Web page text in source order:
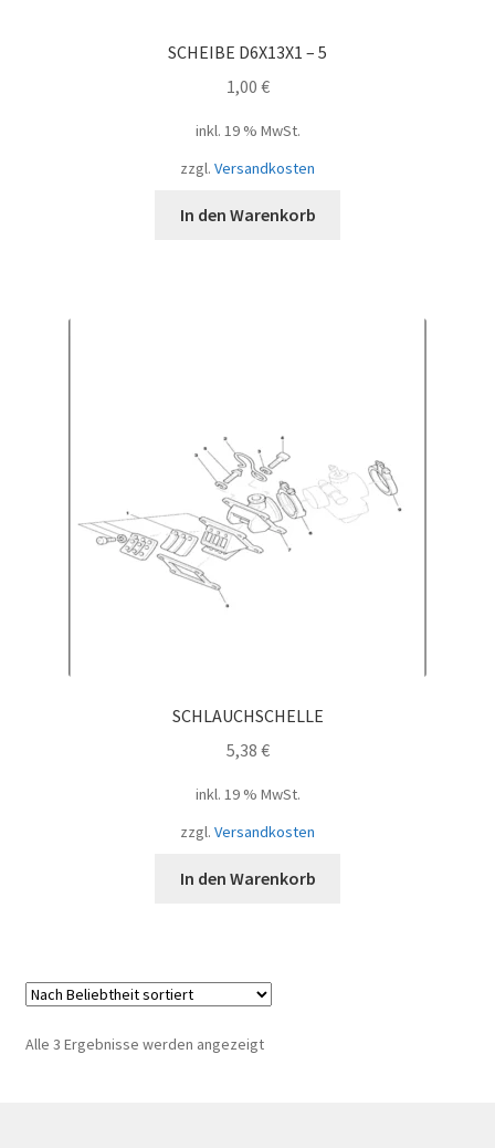
SCHEIBE D6X13X1 – 5
1,00 €
inkl. 19 % MwSt.
zzgl. Versandkosten
In den Warenkorb
SCHLAUCHSCHELLE
5,38 €
inkl. 19 % MwSt.
zzgl. Versandkosten
In den Warenkorb
Alle 3 Ergebnisse werden angezeigtNach